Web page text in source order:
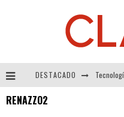
DESTACADO
RENAZZO2